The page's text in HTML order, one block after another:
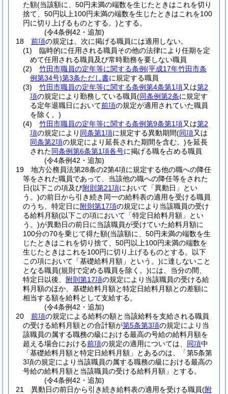
た額(当該額に、50円未満の端数を生じたときはこれを切り
捨て、50円以上100円未満の端数を生じたときはこれを100
円に切り上げるものとする。)とする。
(令4条例42・追加)
18
前項の規定は、次に掲げる職員には適用しない。
(1)
臨時的に任用される職員その他の法律により任期を定
めて任用される職員及び常時勤務を要しない職員
(2)
竹田市職員の定年等に関する条例(平成17年竹田市条
例第34号)第3条ただし書に規定する職員
(3)
竹田市職員の定年等に関する条例第4条第1項又は第2
項の規定により勤務している職員(同条例第2条に規定す
る定年退職日において前項の規定が適用されていた職員
を除く。)
(4)
竹田市職員の定年等に関する条例第9条第1項又は第2
項の規定により 同条第1項に規定する異動期間(同項又は
同条第2項の規定により延長された期間を含む。)を延長
された同条例第6条第1項各号に掲げる職を占める職員
(令4条例42・追加)
19
地方公務員法第28条の2第4項に規定する他の職への降任
等をされた職員であって、当該他の職への降任等をされた
日(以下この項及び附則第21項において「異動日」とい
う。)の前日から引き続き同一の給料表の適用を受ける職員
のうち、特定日に 附則第17項の規定により当該職員の受け
る給料月額(以下この項において「特定日給料月額」とい
う。)が異動日の前日に当該職員が受けていた給料月額に
100分の70を乗じて得た額(当該額に、50円未満の端数を生
じたときはこれを切り捨て、50円以上100円未満の端数を
生じたときはこれを100円に切り上げるものとする。以下
この項において「基礎給料月額」という。)に達しないこと
となる職員(規則で定める職員を除く。)には、当分の間、
特定日以後、
附則第17項の規定により当該職員の受ける給
料月額のほか、基礎給料月額と特定日給料月額との差額に
相当する額を給料として支給する。
(令4条例42・追加)
20
前項の規定による給料の額と当該給料を支給される職員
の受ける給料月額との合計額が第5条第3項の規定により当
該職員の属する職務の級における最高の号給の給料月額を
超える場合における前項の規定の適用については、 同項中
「基礎給料月額と特定日給料月額」とあるのは、「第5条第
3項の規定により当該職員の属する職務の級における最高の
号給の給料月額と当該職員の受ける給料月額」とする。
(令4条例42・追加)
21
異動日の前日から引き続き給料表の適用を受ける職員(附